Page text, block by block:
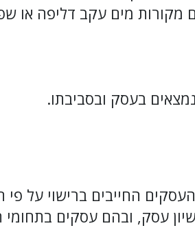
מקורות מים עקב דליפה או
בעסק ובסביבתו.
החייבים ברישוי על
רישיון עסק, ובהם עסקים